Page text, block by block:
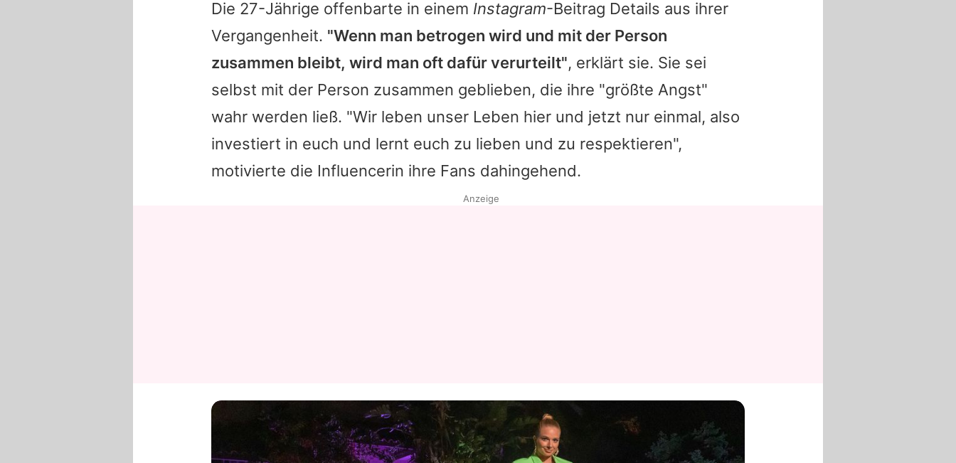
Die 27-Jährige offenbarte in einem Instagram-Beitrag Details aus ihrer
Vergangenheit. "Wenn man betrogen wird und mit der Person
zusammen bleibt, wird man oft dafür verurteilt", erklärt sie. Sie sei
selbst mit der Person zusammen geblieben, die ihre "größte Angst"
wahr werden ließ. "Wir leben unser Leben hier und jetzt nur einmal, also
investiert in euch und lernt euch zu lieben und zu respektieren",
motivierte die Influencerin ihre Fans dahingehend.
Anzeige